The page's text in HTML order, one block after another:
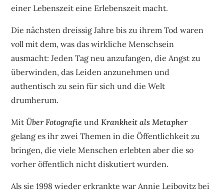
einer Lebenszeit eine Erlebenszeit macht.
Die nächsten dreissig Jahre bis zu ihrem Tod waren
voll mit dem, was das wirkliche Menschsein
ausmacht: Jeden Tag neu anzufangen, die Angst zu
überwinden, das Leiden anzunehmen und
authentisch zu sein für sich und die Welt
drumherum.
MitÜber Fotografie undKrankheit als Metapher
gelang es ihr zwei Themen in die Öffentlichkeit zu
bringen, die viele Menschen erlebten aber die so
vorher öffentlich nicht diskutiert wurden.
Als sie 1998 wieder erkrankte war Annie Leibovitz bei